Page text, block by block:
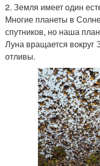
2. Земля имеет один
Многие планеты в
спутников, но наша
Луна вращается вокруг
отливы.